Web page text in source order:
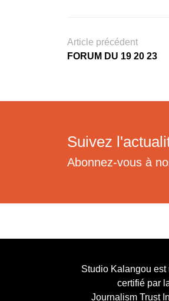
Article précédent
FORUM DU 19 20 23
Suivez
Abonnez-vous à
Studio Kalangou est
certifié par
Journalism Trust